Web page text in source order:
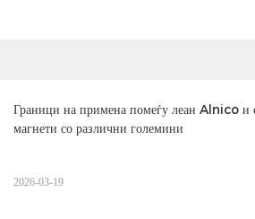
Граници на примена помеѓу леан Alnico и
магнети со различни големини
2026-03-19